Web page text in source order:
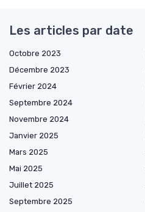
Les articles par date
Octobre 2023
Décembre 2023
Février 2024
Septembre 2024
Novembre 2024
Janvier 2025
Mars 2025
Mai 2025
Juillet 2025
Septembre 2025